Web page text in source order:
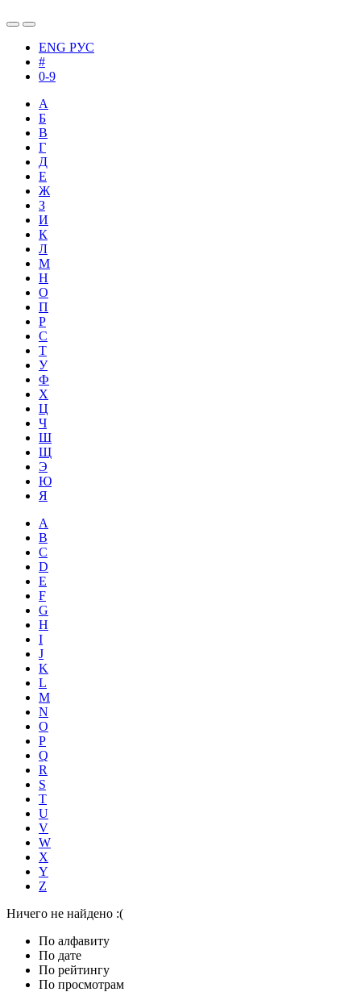
ENG РУС
#
0-9
А
Б
В
Г
Д
Е
Ж
З
И
К
Л
М
Н
О
П
Р
С
Т
У
Ф
Х
Ц
Ч
Ш
Щ
Э
Ю
Я
A
B
C
D
E
F
G
H
I
J
K
L
M
N
O
P
Q
R
S
T
U
V
W
X
Y
Z
Ничего не найдено :(
По алфавиту
По дате
По рейтингу
По просмотрам